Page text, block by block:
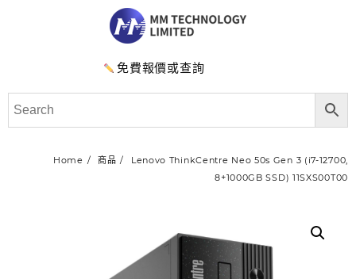
免費報價或查詢
Home 商品
Lenovo ThinkCentre Neo 50s Gen 3 (i7-12700,
8+1000GB SSD) 11SXS00T00